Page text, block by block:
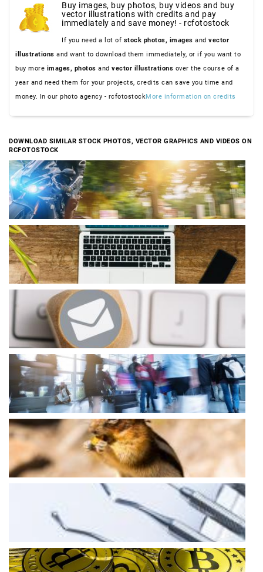
Buy images, buy photos, buy videos and buy
vector illustrations with credits and pay
immediately and save money! - rcfotostock
If you need a lot of stock photos, images and vector
illustrations and want to download them immediately, or if you want to
buy more images, photos and vector illustrations over the course of a
year and need them for your projects, credits can save you time and
money. In our photo agency - rcfotostockMore information on credits
DOWNLOAD SIMILAR STOCK PHOTOS, VECTOR GRAPHICS AND VIDEOS ON
RCFOTOSTOCK